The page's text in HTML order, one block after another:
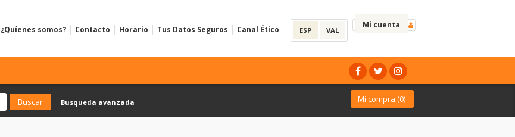
Mi cuenta
ESP VAL
¿Quíenes somos? Contacto Horario Tus Datos Seguros Canal Ético
Busqueda avanzada Mi compra (0)